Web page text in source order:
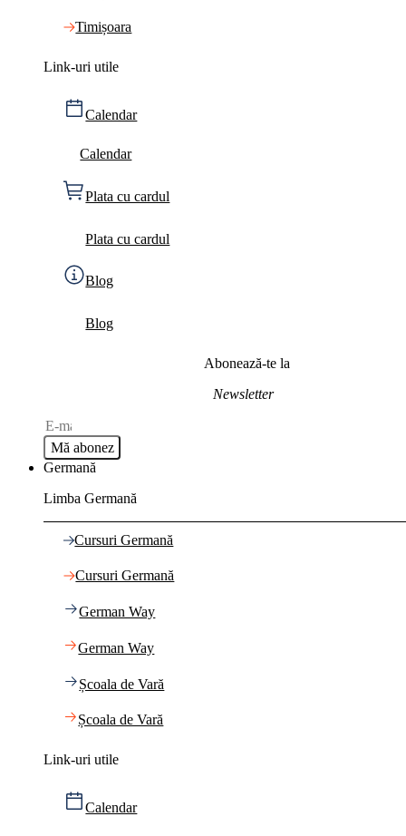
Timișoara
Link-uri utile
Calendar
Calendar
Plata cu cardul
Plata cu cardul
Blog
Blog
Abonează-te la
Newsletter
Mă abonez
Germană
Limba Germană
Cursuri Germană
Cursuri Germană
German Way
German Way
Școala de Vară
Școala de Vară
Link-uri utile
Calendar